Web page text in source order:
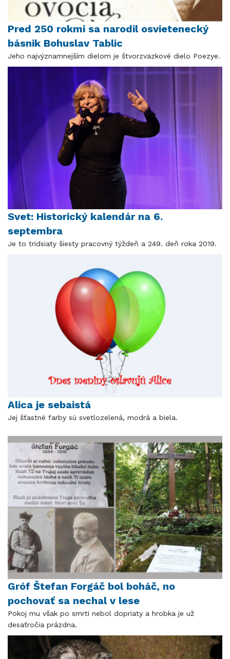
Pred 250 rokmi sa narodil osvietenecký
básnik Bohuslav Tablic
Jeho najvýznamnejším dielom je štvorzväzkové dielo Poezye.
Svet: Historický kalendár na 6.
septembra
Je to tridsiaty šiesty pracovný týždeň a 249. deň roka 2019.
Alica je sebaistá
Jej šťastné farby sú svetlozelená, modrá a biela.
Gróf Štefan Forgáč bol boháč, no
pochovať sa nechal v lese
Pokoj mu však po smrti nebol dopriaty a hrobka je už
desaťročia prázdna.